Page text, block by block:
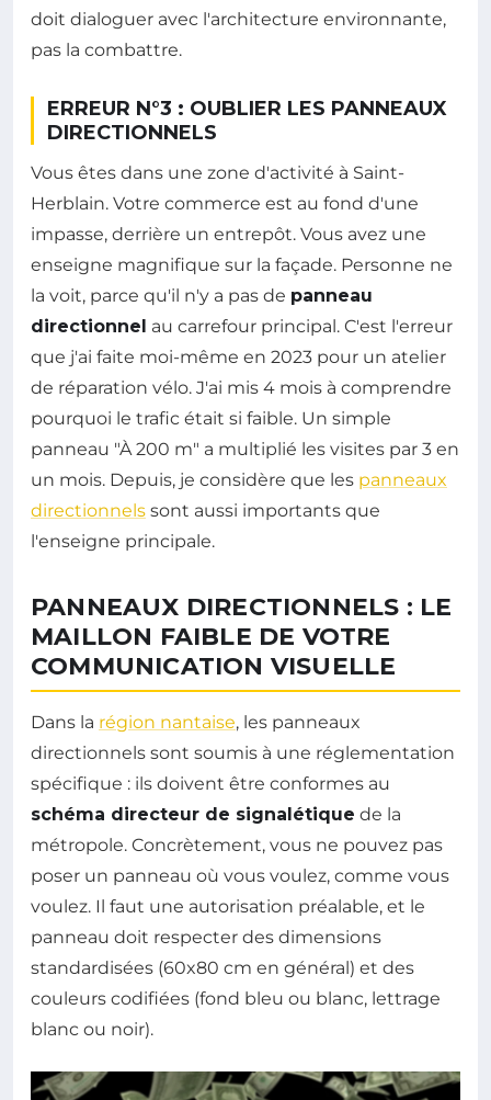
doit dialoguer avec l'architecture environnante,
pas la combattre.
ERREUR N°3 : OUBLIER LES PANNEAUX
DIRECTIONNELS
Vous êtes dans une zone d'activité à Saint-
Herblain. Votre commerce est au fond d'une
impasse, derrière un entrepôt. Vous avez une
enseigne magnifique sur la façade. Personne ne
la voit, parce qu'il n'y a pas de panneau
directionnel au carrefour principal. C'est l'erreur
que j'ai faite moi-même en 2023 pour un atelier
de réparation vélo. J'ai mis 4 mois à comprendre
pourquoi le trafic était si faible. Un simple
panneau "À 200 m" a multiplié les visites par 3 en
un mois. Depuis, je considère que les panneaux
directionnels sont aussi importants que
l'enseigne principale.
PANNEAUX DIRECTIONNELS : LE
MAILLON FAIBLE DE VOTRE
COMMUNICATION VISUELLE
Dans la région nantaise, les panneaux
directionnels sont soumis à une réglementation
spécifique : ils doivent être conformes au
schéma directeur de signalétique de la
métropole. Concrètement, vous ne pouvez pas
poser un panneau où vous voulez, comme vous
voulez. Il faut une autorisation préalable, et le
panneau doit respecter des dimensions
standardisées (60x80 cm en général) et des
couleurs codifiées (fond bleu ou blanc, lettrage
blanc ou noir).